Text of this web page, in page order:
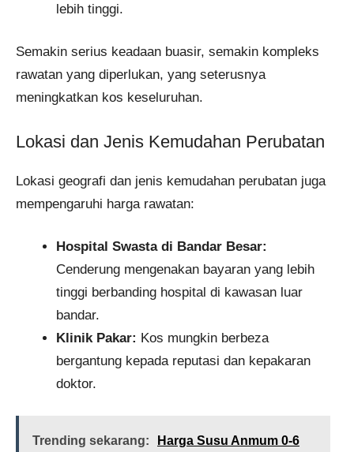
lebih tinggi.
Semakin serius keadaan buasir, semakin kompleks
rawatan yang diperlukan, yang seterusnya
meningkatkan kos keseluruhan.
Lokasi dan Jenis Kemudahan Perubatan
Lokasi geografi dan jenis kemudahan perubatan juga
mempengaruhi harga rawatan:
Hospital Swasta di Bandar Besar:
Cenderung mengenakan bayaran yang lebih
tinggi berbanding hospital di kawasan luar
bandar.
Klinik Pakar: Kos mungkin berbeza
bergantung kepada reputasi dan kepakaran
doktor.
Trending sekarang:
Harga Susu Anmum 0-6